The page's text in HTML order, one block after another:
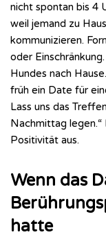
nicht spontan bis 4
weil jemand zu
kommunizieren.
oder
Hundes nach
früh ein Date für
Lass uns das
Nachmittag legen.“
Positivität aus.
Wenn das
hatte